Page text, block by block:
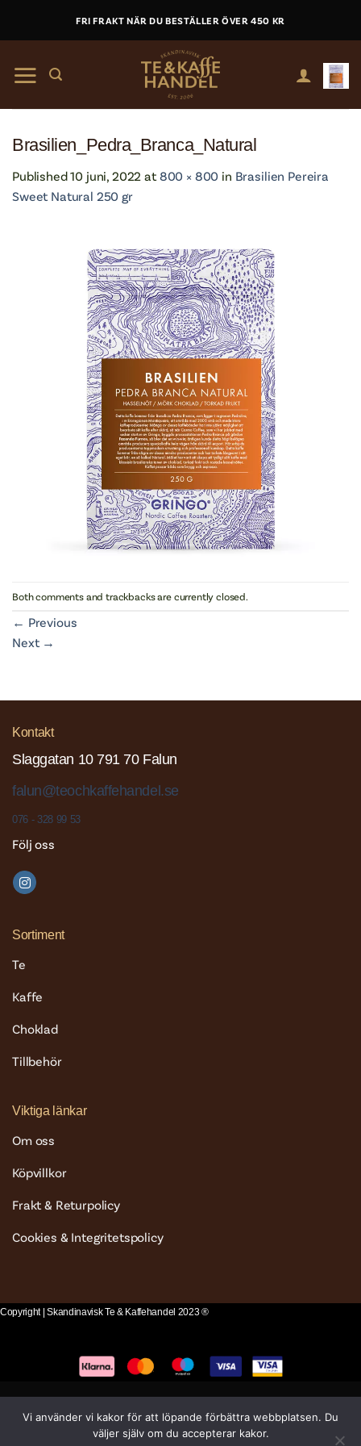
FRI FRAKT NÄR DU BESTÄLLER ÖVER 450 KR
Brasilien_Pedra_Branca_Natural
Published10 juni, 2022 at 800 × 800 in Brasilien Pereira
Sweet Natural 250 gr
Both comments and trackbacks are currently closed.
← Previous
Next →
Kontakt
Slaggatan 10 791 70 Falun
falun@teochkaffehandel.se
076 - 328 99 53
Följ oss
Sortiment
Te
Kaffe
Choklad
Tillbehör
Viktiga länkar
Om oss
Köpvillkor
Frakt & Returpolicy
Cookies & Integritetspolicy
Copyright | Skandinavisk Te & Kaffehandel 2023 ®
Vi använder vi kakor för att löpande förbättra webbplatsen. Du
väljer själv om du accepterar kakor.